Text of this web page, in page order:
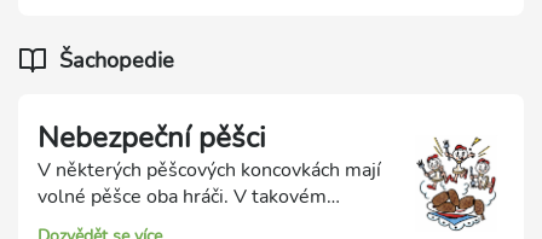
proměně v dámu dají soupeřovu králi
šach.Šachopedie
Nebezpeční pěšci
V některých pěšcových koncovkách mají
volné pěšce oba hráči. V takovém
případě má lepší pozici ten hráč, jehož